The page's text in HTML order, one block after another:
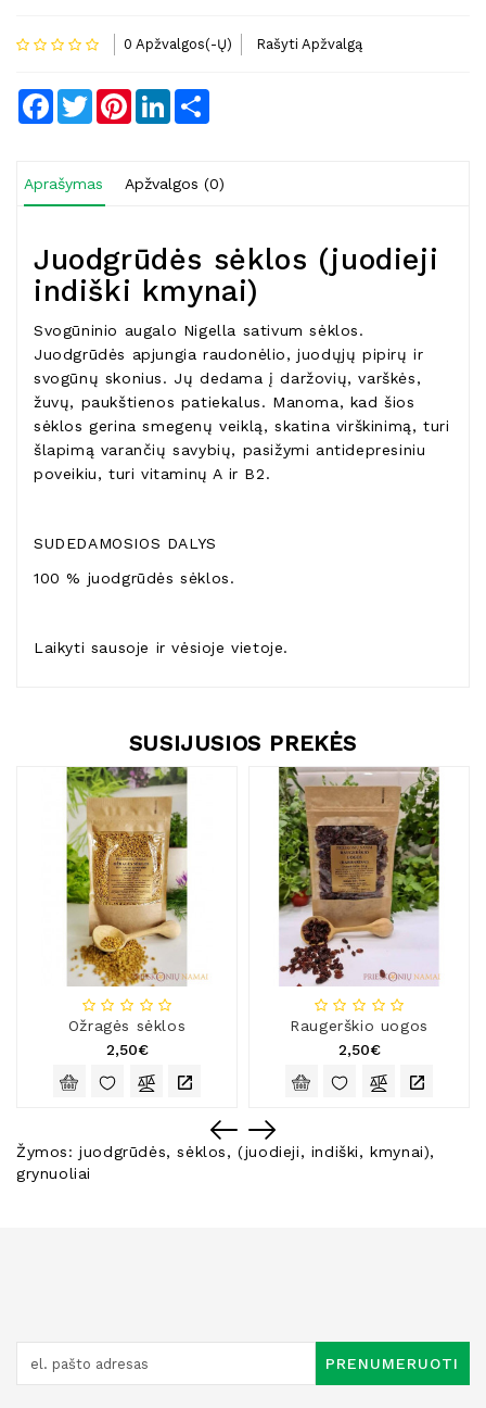
0 Apžvalgos(-Ų) Rašyti Apžvalgą
Facebook
TwitterPinterestLinkedIn
Aprašymas Apžvalgos (0)
Juodgrūdės sėklos (juodieji
indiški kmynai)
Svogūninio augalo Nigella sativum sėklos.
Juodgrūdės apjungia raudonėlio, juodųjų pipirų ir
svogūnų skonius. Jų dedama į daržovių, varškės,
žuvų, paukštienos patiekalus. Manoma, kad šios
sėklos gerina smegenų veiklą, skatina virškinimą, turi
šlapimą varančių savybių, pasižymi antidepresiniu
poveikiu, turi vitaminų A ir B2.
SUDEDAMOSIOS DALYS
100 % juodgrūdės sėklos.
Laikyti sausoje ir vėsioje vietoje.
SUSIJUSIOS PREKĖS
Ožragės sėklos
2,50€
Raugerškio uogos
2,50€
Žymos:juodgrūdės,sėklos,(juodieji, indiški,kmynai),
grynuoliai
PRENUMERUOTI